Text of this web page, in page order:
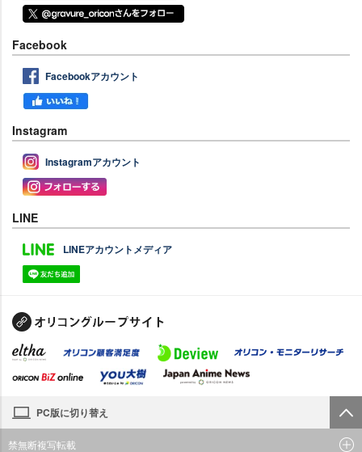
Facebook
Facebookアカウント
Instagram
Instagramアカウント
LINE
LINEアカウントメディア
PC版に切り替え
禁無断複写転載